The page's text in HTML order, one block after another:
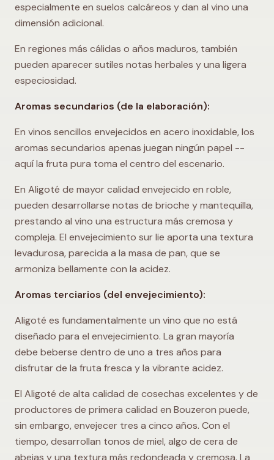
especialmente en suelos calcáreos y dan al vino una
dimensión adicional.
En regiones más cálidas o años maduros, también
pueden aparecer sutiles notas herbales y una ligera
especiosidad.
Aromas secundarios (de la elaboración):
En vinos sencillos envejecidos en acero inoxidable, los
aromas secundarios apenas juegan ningún papel --
aquí la fruta pura toma el centro del escenario.
En Aligoté de mayor calidad envejecido en roble,
pueden desarrollarse notas de brioche y mantequilla,
prestando al vino una estructura más cremosa y
compleja. El envejecimiento sur lie aporta una textura
levadurosa, parecida a la masa de pan, que se
armoniza bellamente con la acidez.
Aromas terciarios (del envejecimiento):
Aligoté es fundamentalmente un vino que no está
diseñado para el envejecimiento. La gran mayoría
debe beberse dentro de uno a tres años para
disfrutar de la fruta fresca y la vibrante acidez.
El Aligoté de alta calidad de cosechas excelentes y de
productores de primera calidad en Bouzeron puede,
sin embargo, envejecer tres a cinco años. Con el
tiempo, desarrollan tonos de miel, algo de cera de
abejas y una textura más redondeada y cremosa. La